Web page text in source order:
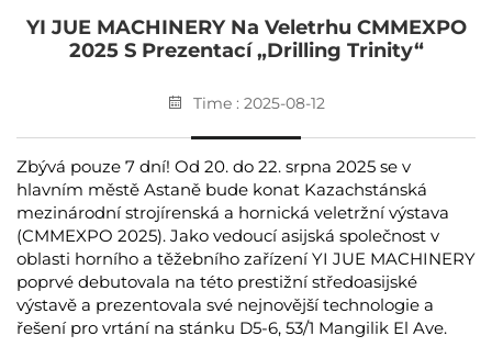
YI JUE MACHINERY Na Veletrhu CMMEXPO
2025 S Prezentací „Drilling Trinity“
Time : 2025-08-12
Zbývá pouze 7 dní! Od 20. do 22. srpna 2025 se v
hlavním městě Astaně bude konat Kazachstánská
mezinárodní strojírenská a hornická veletržní výstava
(CMMEXPO 2025). Jako vedoucí asijská společnost v
oblasti horního a těžebního zařízení YI JUE MACHINERY
poprvé debutovala na této prestižní středoasijské
výstavě a prezentovala své nejnovější technologie a
řešení pro vrtání na stánku D5-6, 53/1 Mangilik El Ave.